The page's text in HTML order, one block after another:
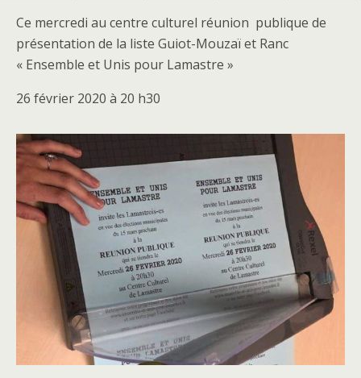
Ce mercredi au centre culturel réunion publique de
présentation de la liste Guiot-Mouzaï et Ranc
« Ensemble et Unis pour Lamastre »
26 février 2020 à 20 h30